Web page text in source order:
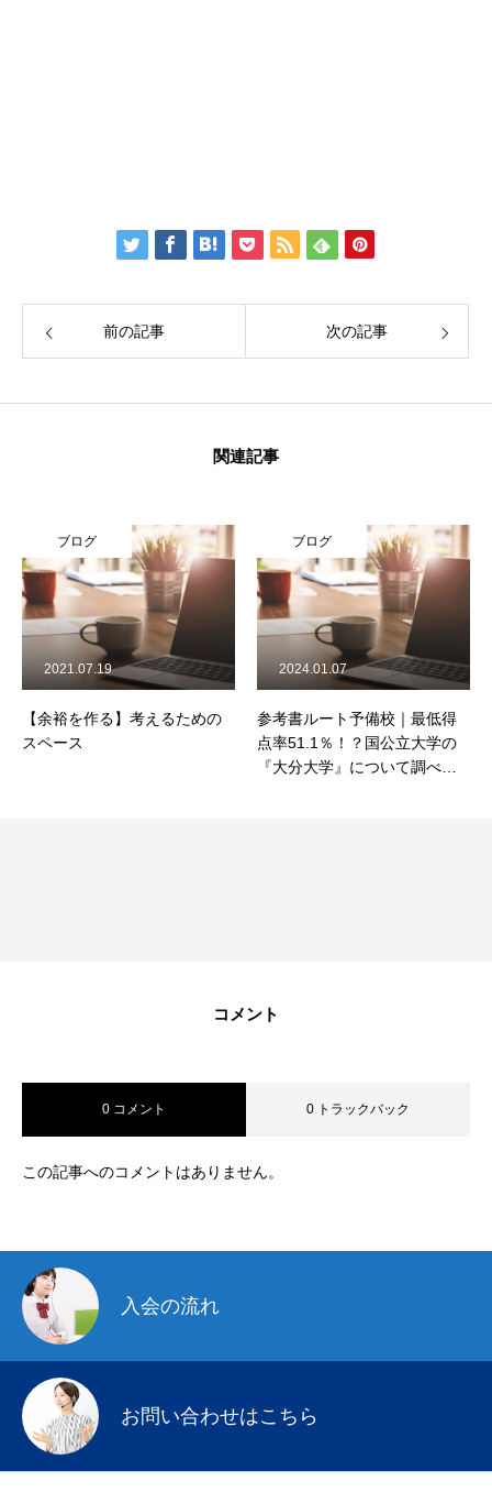
前の記事 次の記事
関連記事
ブログ
【余裕を作る】考えるための
スペース
2021.07.19
ブログ
参考書ルート予備校｜最低得
点率51.1％！？国公立大学の
『大分大学』について調べて
2024.01.07
コメント
0 コメント 0 トラックバック
この記事へのコメントはありません。
入会の流れ
お問い合わせはこちら